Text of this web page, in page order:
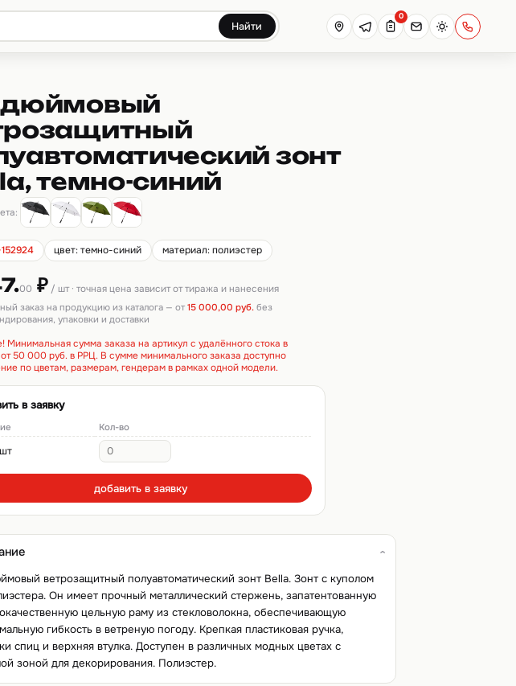
Найти
0
дюймовый
зонт
темно-синий
цвет: темно-синий материал: полиэстер
00 ₽ / шт · точная цена зависит от тиража и нанесения
заказ на продукцию из каталога — от15 000,00 руб. без
упаковки и доставки
Минимальная сумма заказа на артикул с удалённого стока в
50 000 руб. в РРЦ. В сумме минимального заказа доступно
по цветам, размерам, гендерам в рамках одной модели.
в заявку
Кол-во
добавить в заявку
ветрозащитный полуавтоматический зонт Bella. Зонт с куполом
Он имеет прочный металлический стержень, запатентованную
цельную раму из стекловолокна, обеспечивающую
гибкость в ветреную погоду. Крепкая пластиковая ручка,
спиц и верхняя втулка. Доступен в различных модных цветах с
зоной для декорирования. Полиэстер.